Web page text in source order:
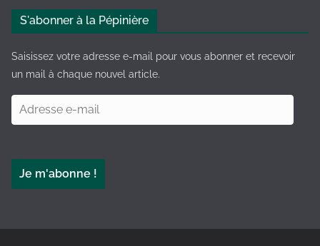
e
v
S'abonner à la Pépinière
Saisissez votre adresse e-mail pour vous abonner et recevoir
un mail à chaque nouvel article.
d
e
s
e
Je m'abonne !